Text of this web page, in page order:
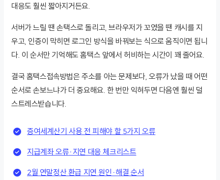
대응도 훨씬 짧아지거든요.
서버가 느릴 땐 손택스로 돌리고, 브라우저가 꼬였을 땐 캐시를 지
우고, 인증이 막히면 로그인 방식을 바꿔보는 식으로 움직이면 됩니
다. 이 순서만 기억해도 홈택스 앞에서 허비하는 시간이 꽤 줄어요.
결국 홈택스접속방법은 주소를 아는 문제보다, 오류가 났을 때 어떤
순서로 손보느냐가 더 중요해요. 한 번만 익혀두면 다음엔 훨씬 덜
스트레스받습니다.
증여세계산기 사용 전 피해야 할 5가지 오류
지급계좌 오류·지연 대응 체크리스트
2월 연말정산 환급 지연 원인·해결 순서